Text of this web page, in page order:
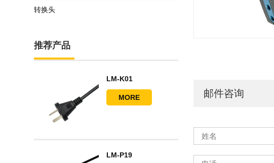
邮件咨询
转换头
推荐产品
LM-K01
MORE
LM-P19